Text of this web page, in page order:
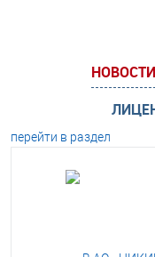
НОВОСТИ
перейти в раздел